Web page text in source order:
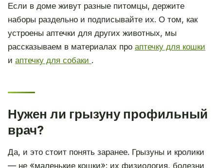
Если в доме живут разные питомцы, держите
наборы раздельно и подписывайте их. О том, как
устроены аптечки для других животных, мы
рассказываем в материалах про аптечку для кошки
и аптечку для собаки .
Нужен ли грызуну профильный
врач?
Да, и это стоит понять заранее. Грызуны и кролики
— не «маленькие кошки»: их физиология, болезни